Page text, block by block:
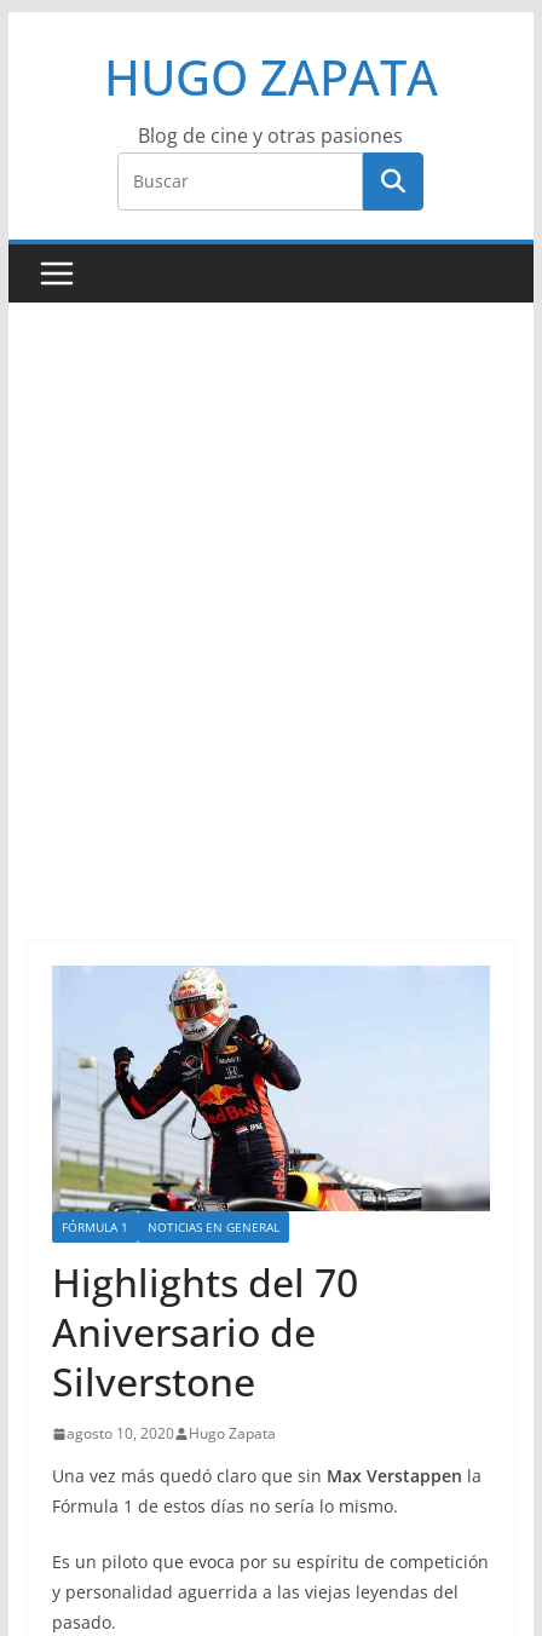
HUGO ZAPATA
Blog de cine y otras pasiones
FÓRMULA 1 NOTICIAS EN GENERAL
Highlights del 70
Aniversario de
Silverstone
agosto 10, 2020 Hugo Zapata
Una vez más quedó claro que sin Max Verstappen la
Fórmula 1 de estos días no sería lo mismo.
Es un piloto que evoca por su espíritu de competición
y personalidad aguerrida a las viejas leyendas del
pasado.